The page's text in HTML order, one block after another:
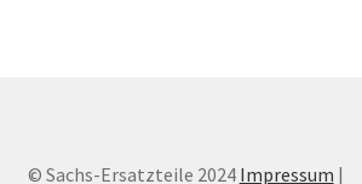
© Sachs-Ersatzteile 2024 Impressum |